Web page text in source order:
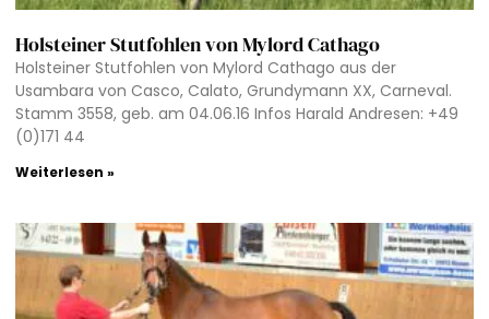
Holsteiner Stutfohlen von Mylord Cathago
Holsteiner Stutfohlen von Mylord Cathago aus der
Usambara von Casco, Calato, Grundymann XX, Carneval.
Stamm 3558, geb. am 04.06.16 Infos Harald Andresen: +49
(0)171 44
Weiterlesen »